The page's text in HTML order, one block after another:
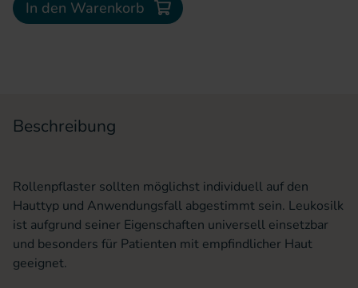
In den Warenkorb
Beschreibung
Rollenpflaster sollten möglichst individuell auf den
Hauttyp und Anwendungsfall abgestimmt sein. Leukosilk
ist aufgrund seiner Eigenschaften universell einsetzbar
und besonders für Patienten mit empfindlicher Haut
geeignet.